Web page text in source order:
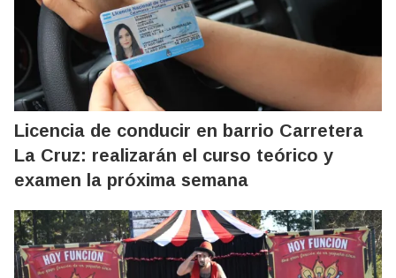
Licencia de conducir en barrio Carretera
La Cruz: realizarán el curso teórico y
examen la próxima semana